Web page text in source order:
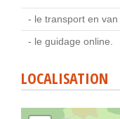
- le transport en
- le guidage online.
LOCALISATION